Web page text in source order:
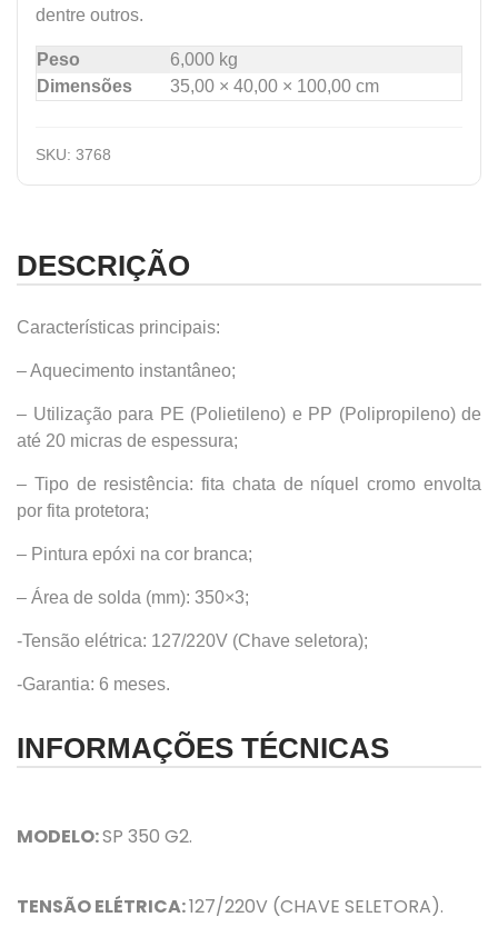
dentre outros.
Peso
6,000 kg
Dimensões
35,00 × 40,00 × 100,00 cm
SKU: 3768
DESCRIÇÃO
Características principais:
– Aquecimento instantâneo;
– Utilização para PE (Polietileno) e PP (Polipropileno) de
até 20 micras de espessura;
– Tipo de resistência: fita chata de níquel cromo envolta
por fita protetora;
– Pintura epóxi na cor branca;
– Área de solda (mm): 350×3;
-Tensão elétrica: 127/220V (Chave seletora);
-Garantia: 6 meses.
INFORMAÇÕES TÉCNICAS
MODELO:SP 350 G2.
TENSÃO ELÉTRICA:127/220V (CHAVE SELETORA).